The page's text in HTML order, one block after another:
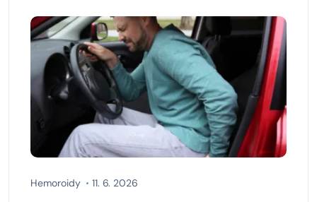
Hemoroidy 11. 6. 2026